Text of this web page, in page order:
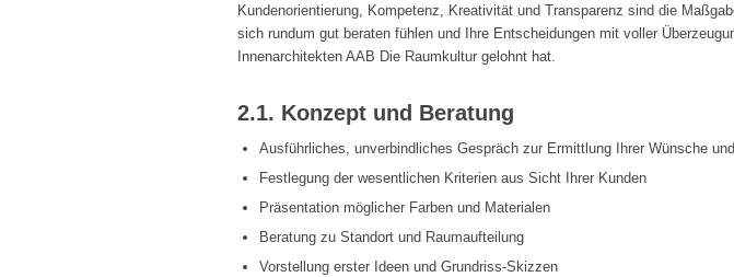
Kundenorientierung, Kompetenz, Kreativität und Transparenz sind die
sich rundum gut beraten fühlen und Ihre Entscheidungen mit voller
Innenarchitekten AAB Die Raumkultur gelohnt hat.
2.1. Konzept und Beratung
Ausführliches, unverbindliches Gespräch zur Ermittlung Ihrer Wünsche
Festlegung der wesentlichen Kriterien aus Sicht Ihrer Kunden
Präsentation möglicher Farben und Materialen
Beratung zu Standort und Raumaufteilung
Vorstellung erster Ideen und Grundriss-Skizzen